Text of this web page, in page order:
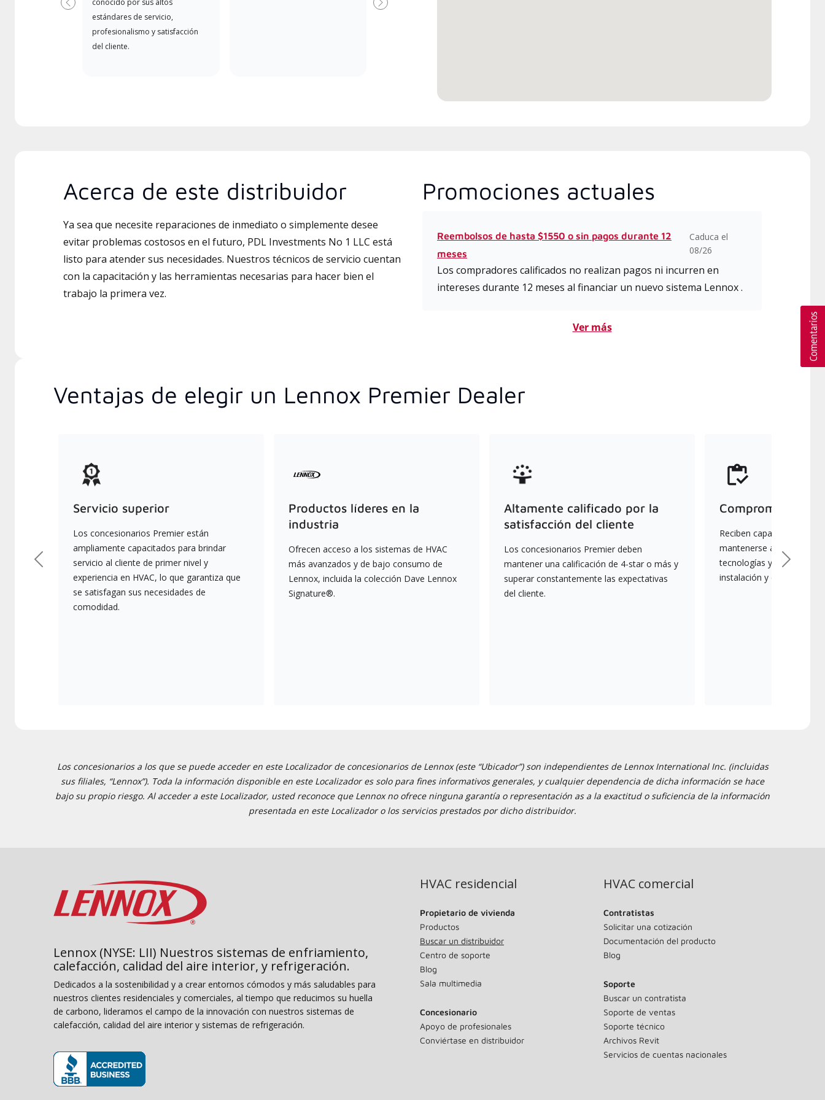
conocido por sus altos
estándares de servicio,
profesionalismo y satisfacción
del cliente.
Dealer especialmente capacitado
Anterior Siguiente
Acerca de este distribuidor
Ya sea que necesite reparaciones de inmediato o simplemente desee
evitar problemas costosos en el futuro, PDL Investments No 1 LLC está
listo para atender sus necesidades. Nuestros técnicos de servicio cuentan
con la capacitación y las herramientas necesarias para hacer bien el
trabajo la primera vez.
Promociones actuales
Reembolsos de hasta $1550 o sin pagos durante 12
meses
Caduca el
08/26
Los compradores calificados no realizan pagos ni incurren en
intereses durante 12 meses al financiar un nuevo sistema Lennox .
Ver más
Ventajas de elegir un Lennox Premier Dealer
Servicio superior
Los concesionarios Premier están
ampliamente capacitados para brindar
servicio al cliente de primer nivel y
experiencia en HVAC, lo que garantiza que
se satisfagan sus necesidades de
comodidad.
Productos líderes en la
industria
Ofrecen acceso a los sistemas de HVAC
más avanzados y de bajo consumo de
Lennox, incluida la colección Dave Lennox
Signature®.
Altamente calificado por la
satisfacción del cliente
Los concesionarios Premier deben
mantener una calificación de 4-star o más y
superar constantemente las expectativas
del cliente.
Compromiso con
Reciben capacitación
mantenerse actualizados
tecnologías y mejores
instalación y el
Anterior
Los concesionarios a los que se puede acceder en este Localizador de concesionarios de Lennox (este “Ubicador”) son independientes de Lennox International Inc. (incluidas
sus filiales, “Lennox”). Toda la información disponible en este Localizador es solo para fines informativos generales, y cualquier dependencia de dicha información se hace
bajo su propio riesgo. Al acceder a este Localizador, usted reconoce que Lennox no ofrece ninguna garantía o representación as a la exactitud o suficiencia de la información
presentada en este Localizador o los servicios prestados por dicho distribuidor.
Lennox (NYSE: LII) Nuestros sistemas de enfriamiento,
calefacción, calidad del aire interior, y refrigeración.
Dedicados a la sostenibilidad y a crear entornos cómodos y más saludables para
nuestros clientes residenciales y comerciales, al tiempo que reducimos su huella
de carbono, lideramos el campo de la innovación con nuestros sistemas de
calefacción, calidad del aire interior y sistemas de refrigeración.
HVAC residencial
Propietario de vivienda
Productos
Buscar un distribuidor
Centro de soporte
Blog
Sala multimedia
Concesionario
Apoyo de profesionales
Conviértase en distribuidor
HVAC comercial
Contratistas
Solicitar una cotización
Documentación del producto
Blog
Soporte
Buscar un contratista
Soporte de ventas
Soporte técnico
Archivos Revit
Servicios de cuentas nacionales